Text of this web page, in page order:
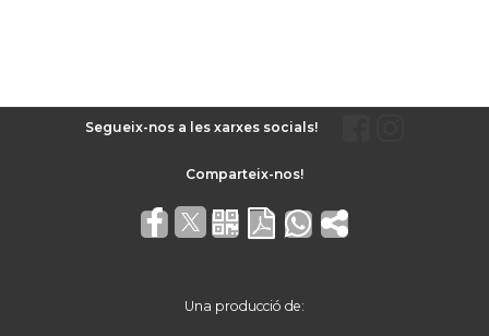
Segueix-nos a les xarxes socials!
Una producció de: